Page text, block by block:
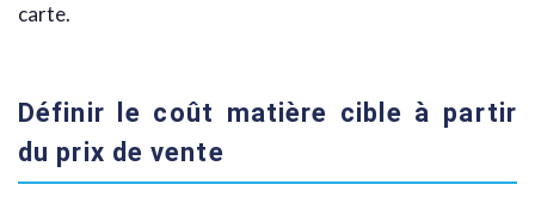
carte.
Définir le coût matière cible à partir
du prix de vente